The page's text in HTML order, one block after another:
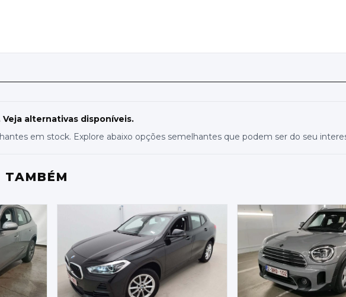
alternativas disponíveis.
em stock. Explore abaixo opções semelhantes que podem ser do seu
TAMBÉM